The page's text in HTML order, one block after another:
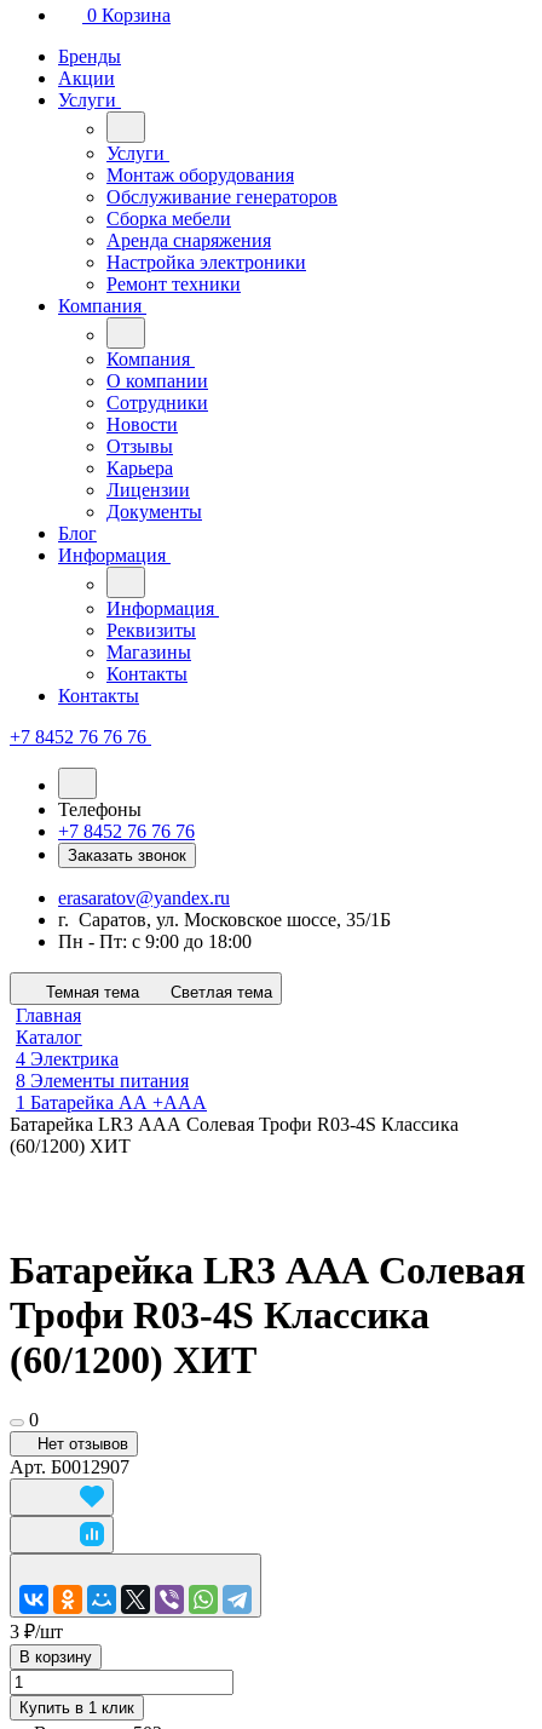
0 Корзина
Бренды
Акции
Услуги
Услуги
Монтаж оборудования
Обслуживание генераторов
Сборка мебели
Аренда снаряжения
Настройка электроники
Ремонт техники
Компания
Компания
О компании
Сотрудники
Новости
Отзывы
Карьера
Лицензии
Документы
Блог
Информация
Информация
Реквизиты
Магазины
Контакты
Контакты
+7 8452 76 76 76
Телефоны
+7 8452 76 76 76
Заказать звонок
erasaratov@yandex.ru
г. Саратов, ул. Московское шоссе, 35/1Б
Пн - Пт: с 9:00 до 18:00
Темная тема Светлая тема
Главная
Каталог
4 Электрика
8 Элементы питания
1 Батарейка АА +ААА
Батарейка LR3 ААА Солевая Трофи R03-4S Классика
(60/1200) ХИТ
Батарейка LR3 ААА Солевая
Трофи R03-4S Классика
(60/1200) ХИТ
0
Нет отзывов
Арт. Б0012907
3 ₽/шт
В корзину
Купить в 1 клик